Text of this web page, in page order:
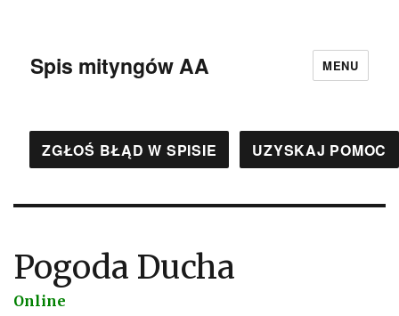
Spis mityngów AA MENU
ZGŁOŚ BŁĄD W SPISIE UZYSKAJ POMOC
Pogoda Ducha
Online